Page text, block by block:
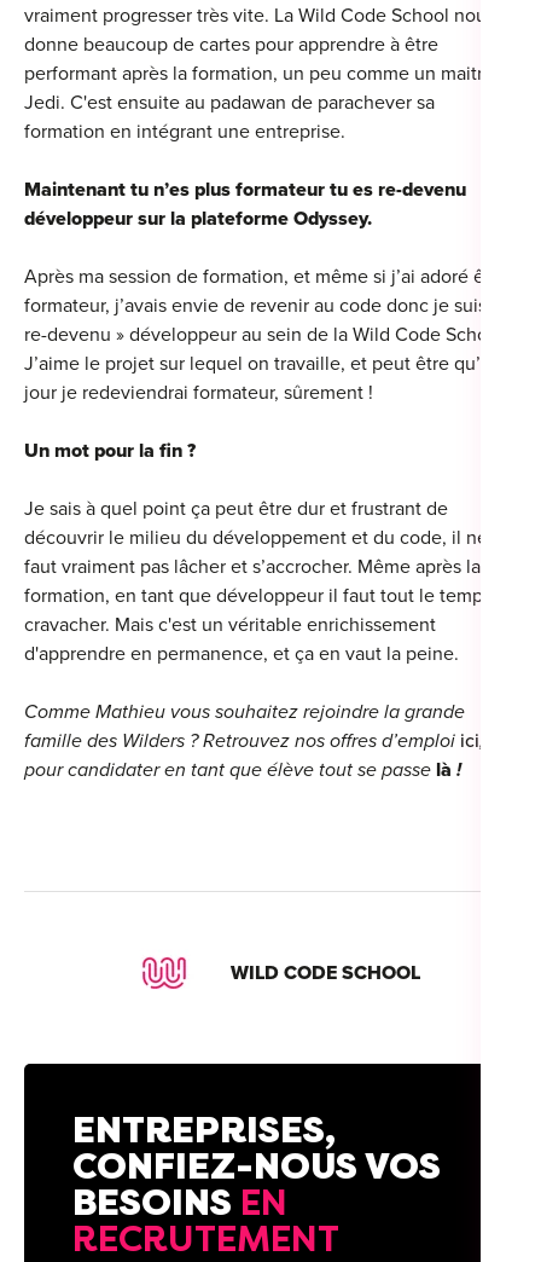
vraiment progresser très vite. La Wild Code School nous
donne beaucoup de cartes pour apprendre à être
performant après la formation, un peu comme un maitre
Jedi. C'est ensuite au padawan de parachever sa
formation en intégrant une entreprise.
Maintenant tu n’es plus formateur tu es re-devenu
développeur sur la plateforme Odyssey.
Après ma session de formation, et même si j’ai adoré être
formateur, j’avais envie de revenir au code donc je suis «
re-devenu » développeur au sein de la Wild Code School.
J’aime le projet sur lequel on travaille, et peut être qu’un
jour je redeviendrai formateur, sûrement !
Un mot pour la fin ?
Je sais à quel point ça peut être dur et frustrant de
découvrir le milieu du développement et du code, il ne
faut vraiment pas lâcher et s’accrocher. Même après la
formation, en tant que développeur il faut tout le temps
cravacher. Mais c'est un véritable enrichissement
d'apprendre en permanence, et ça en vaut la peine.
Comme Mathieu vous souhaitez rejoindre la grande
famille des Wilders ? Retrouvez nos offres d’emploi ici, et
pour candidater en tant que élève tout se passe là !
WILD CODE SCHOOL
ENTREPRISES,
CONFIEZ-NOUS VOS
BESOINS EN
RECRUTEMENT